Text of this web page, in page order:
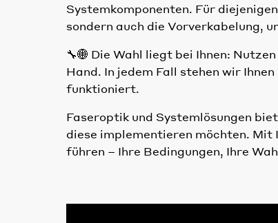
Systemkomponenten. Für
sondern auch die Vorverkabelung,
🔧🌐 Die Wahl liegt bei Ihnen:
Hand. In jedem Fall stehen wir
funktioniert.
Faseroptik und Systemlösungen
diese implementieren möchten. Mit
führen – Ihre Bedingungen, Ihre